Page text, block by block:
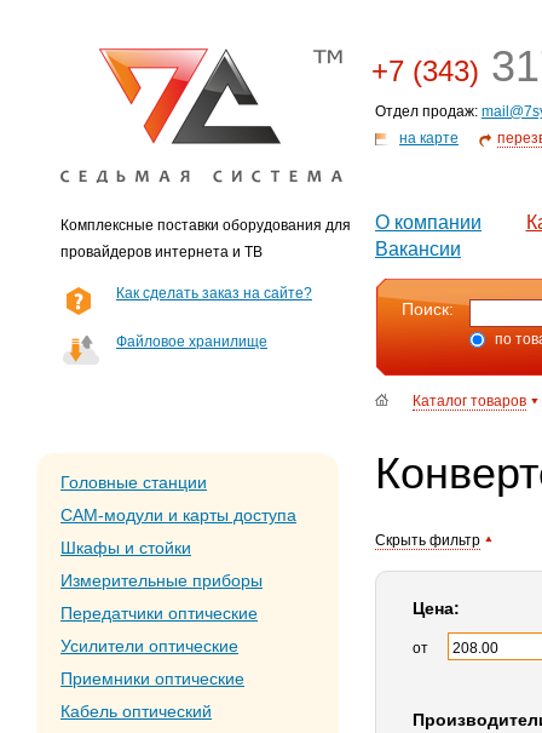
Комплексные поставки оборудования для
провайдеров интернета и ТВ
+7 (343)
Отдел продаж:
на карте
О компании
Вакансии
Как сделать заказ на сайте?
Файловое хранилище
Поиск:
по
Каталог товаров
Головные станции
CAM-модули и карты доступа
Шкафы и стойки
Измерительные приборы
Передатчики оптические
Усилители оптические
Приемники оптические
Кабель оптический
Скрыть фильтр
Цена:
от